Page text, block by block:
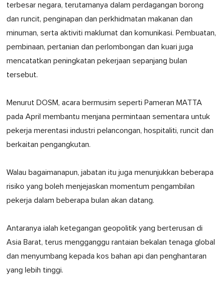
terbesar negara, terutamanya dalam perdagangan borong
dan runcit, penginapan dan perkhidmatan makanan dan
minuman, serta aktiviti maklumat dan komunikasi. Pembuatan,
pembinaan, pertanian dan perlombongan dan kuari juga
mencatatkan peningkatan pekerjaan sepanjang bulan
tersebut.
Menurut DOSM, acara bermusim seperti Pameran MATTA
pada April membantu menjana permintaan sementara untuk
pekerja merentasi industri pelancongan, hospitaliti, runcit dan
berkaitan pengangkutan.
Walau bagaimanapun, jabatan itu juga menunjukkan beberapa
risiko yang boleh menjejaskan momentum pengambilan
pekerja dalam beberapa bulan akan datang.
Antaranya ialah ketegangan geopolitik yang berterusan di
Asia Barat, terus mengganggu rantaian bekalan tenaga global
dan menyumbang kepada kos bahan api dan penghantaran
yang lebih tinggi.